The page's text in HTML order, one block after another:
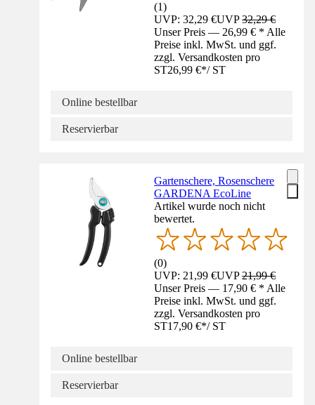
(1)
UVP: 32,29 €UVP32,29 €
Unser Preis — 26,99 € * Alle
Preise inkl. MwSt. und ggf.
zzgl. Versandkosten pro
ST26,99 €*/ ST
Online bestellbar
Reservierbar
Gartenschere, Rosenschere
GARDENA EcoLine
Artikel wurde noch nicht
bewertet.
(0)
UVP: 21,99 €UVP21,99 €
Unser Preis — 17,90 € * Alle
Preise inkl. MwSt. und ggf.
zzgl. Versandkosten pro
ST17,90 €*/ ST
Online bestellbar
Reservierbar